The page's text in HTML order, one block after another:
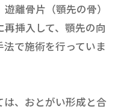
離骨片（顎先の骨）
挿入して、顎先の向
で施術を行っていま
は、おとがい形成と合